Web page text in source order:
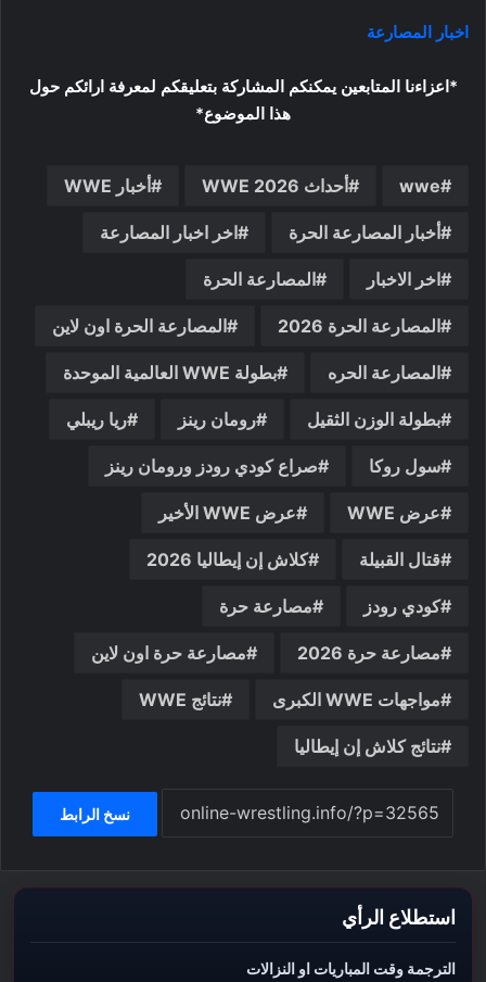
اخبار المصارعة
*اعزاءنا المتابعين يمكنكم المشاركة بتعليقكم لمعرفة ارائكم حول
هذا الموضوع*
wwe أحداث WWE 2026 أخبار WWE
أخبار المصارعة الحرة اخر اخبار المصارعة
اخر الاخبار المصارعة الحرة
المصارعة الحرة 2026 المصارعة الحرة اون لاين
المصارعة الحره بطولة WWE العالمية الموحدة
بطولة الوزن الثقيل رومان رينز ريا ريبلي
سول روكا صراع كودي رودز ورومان رينز
عرض WWE عرض WWE الأخير
قتال القبيلة كلاش إن إيطاليا 2026
كودي رودز مصارعة حرة
مصارعة حرة 2026 مصارعة حرة اون لاين
مواجهات WWE الكبرى نتائج WWE
نتائج كلاش إن إيطاليا
نسخ الرابط
استطلاع الرأي
الترجمة وقت المباريات او النزالات